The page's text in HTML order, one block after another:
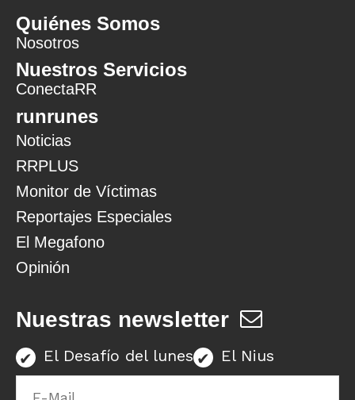
Quiénes Somos
Nosotros
Nuestros Servicios
ConectaRR
runrunes
Noticias
RRPLUS
Monitor de Víctimas
Reportajes Especiales
El Megafono
Opinión
Nuestras newsletter
El Desafío del lunes El Nius